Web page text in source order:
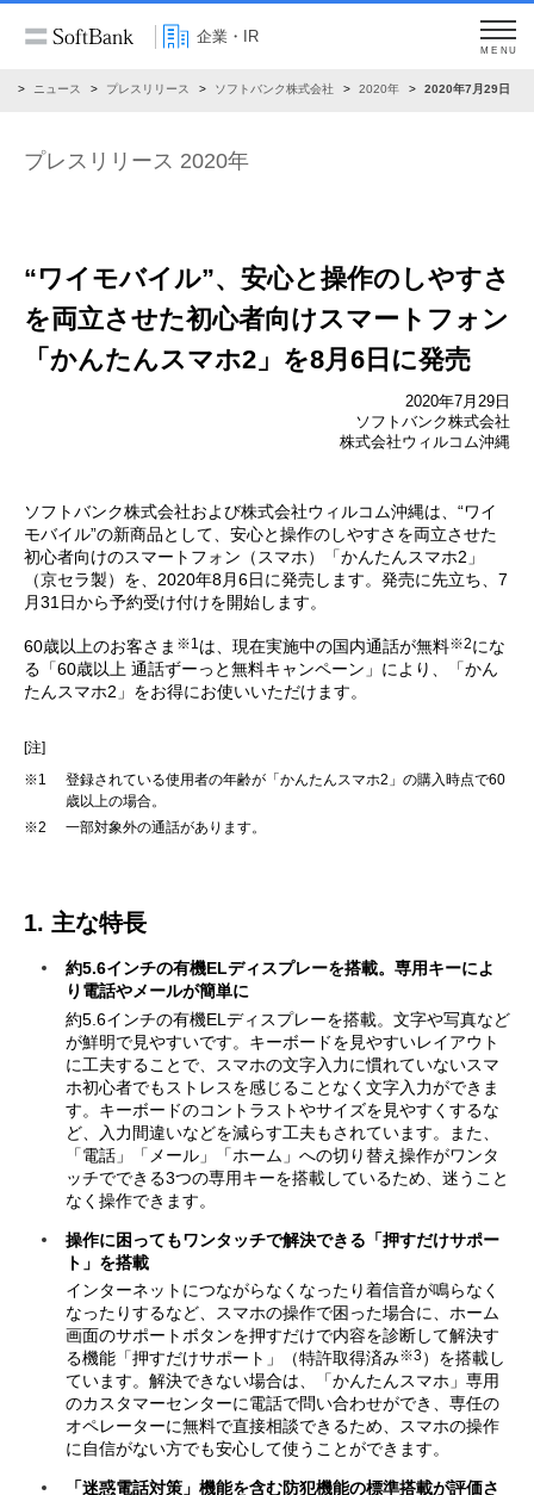
企業・IR
MENU
ニュース プレスリリース ソフトバンク株式会社 2020年 2020年7月29日
プレスリリース 2020年
“ワイモバイル”、安心と操作のしやすさ
を両立させた初心者向けスマートフォン
「かんたんスマホ2」を8月6日に発売
2020年7月29日
ソフトバンク株式会社
株式会社ウィルコム沖縄
ソフトバンク株式会社および株式会社ウィルコム沖縄は、“ワイ
モバイル”の新商品として、安心と操作のしやすさを両立させた
初心者向けのスマートフォン（スマホ）「かんたんスマホ2」
（京セラ製）を、2020年8月6日に発売します。発売に先立ち、7
月31日から予約受け付けを開始します。
60歳以上のお客さま ※1は、現在実施中の国内通話が無料※2にな
る「60歳以上 通話ずーっと無料キャンペーン」により、「かん
たんスマホ2」をお得にお使いいただけます。
[注]
※1
登録されている使用者の年齢が「かんたんスマホ2」の購入時点で60
歳以上の場合。
※2
一部対象外の通話があります。
1. 主な特長
約5.6インチの有機ELディスプレーを搭載。専用キーによ
り電話やメールが簡単に
約5.6インチの有機ELディスプレーを搭載。文字や写真など
が鮮明で見やすいです。キーボードを見やすいレイアウト
に工夫することで、スマホの文字入力に慣れていないスマ
ホ初心者でもストレスを感じることなく文字入力ができま
す。キーボードのコントラストやサイズを見やすくするな
ど、入力間違いなどを減らす工夫もされています。また、
「電話」「メール」「ホーム」への切り替え操作がワンタ
ッチでできる3つの専用キーを搭載しているため、迷うこと
なく操作できます。
操作に困ってもワンタッチで解決できる「押すだけサポー
ト」を搭載
インターネットにつながらなくなったり着信音が鳴らなく
なったりするなど、スマホの操作で困った場合に、ホーム
画面のサポートボタンを押すだけで内容を診断して解決す
る機能「押すだけサポート」（特許取得済み※3）を搭載し
ています。解決できない場合は、「かんたんスマホ」専用
のカスタマーセンターに電話で問い合わせができ、専任の
オペレーターに無料で直接相談できるため、スマホの操作
に自信がない方でも安心して使うことができます。
「迷惑電話対策」機能を含む防犯機能の標準搭載が評価さ